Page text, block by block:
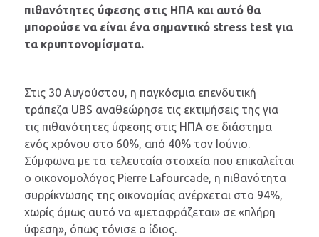
πιθανότητες ύφεσης στις ΗΠΑ και αυτό θα
μπορούσε να είναι ένα σημαντικό stress test για
τα κρυπτονομίσματα.
Στις 30 Αυγούστου, η παγκόσμια επενδυτική
τράπεζα UBS αναθεώρησε τις εκτιμήσεις της για
τις πιθανότητες ύφεσης στις ΗΠΑ σε διάστημα
ενός χρόνου στο 60%, από 40% τον Ιούνιο.
Σύμφωνα με τα τελευταία στοιχεία που επικαλείται
ο οικονομολόγος Pierre Lafourcade, η πιθανότητα
συρρίκνωσης της οικονομίας ανέρχεται στο 94%,
χωρίς όμως αυτό να «μεταφράζεται» σε «πλήρη
ύφεση», όπως τόνισε ο ίδιος.